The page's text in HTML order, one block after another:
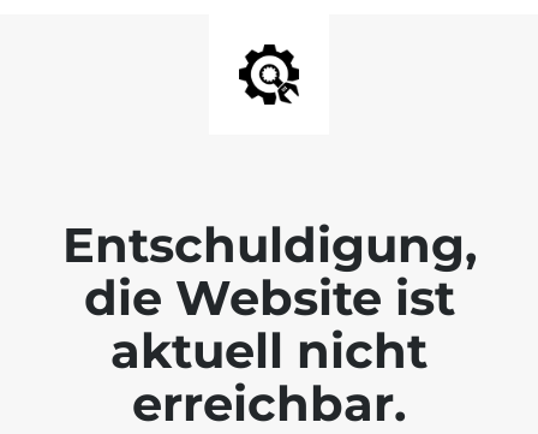
Entschuldigung,
die Website ist
aktuell nicht
erreichbar.